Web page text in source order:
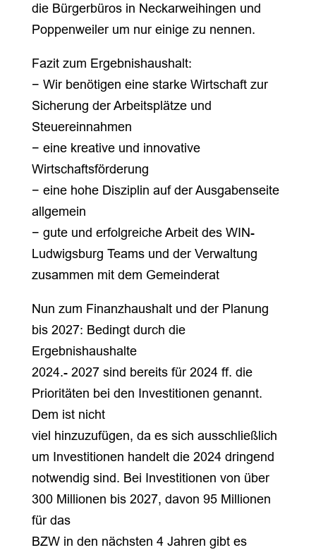
die Bürgerbüros in Neckarweihingen und
Poppenweiler um nur einige zu nennen.
Fazit zum Ergebnishaushalt:
− Wir benötigen eine starke Wirtschaft zur
Sicherung der Arbeitsplätze und
Steuereinnahmen
− eine kreative und innovative
Wirtschaftsförderung
− eine hohe Disziplin auf der Ausgabenseite
allgemein
− gute und erfolgreiche Arbeit des WIN-
Ludwigsburg Teams und der Verwaltung
zusammen mit dem Gemeinderat
Nun zum Finanzhaushalt und der Planung
bis 2027: Bedingt durch die
Ergebnishaushalte
2024.- 2027 sind bereits für 2024 ff. die
Prioritäten bei den Investitionen genannt.
Dem ist nicht
viel hinzuzufügen, da es sich ausschließlich
um Investitionen handelt die 2024 dringend
notwendig sind. Bei Investitionen von über
300 Millionen bis 2027, davon 95 Millionen
für das
BZW in den nächsten 4 Jahren gibt es